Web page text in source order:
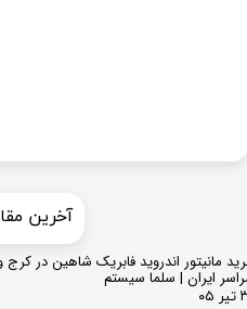
مانیتور اندروید فابریک شاهین در
ایران | سلما سیستم
​​آخرین